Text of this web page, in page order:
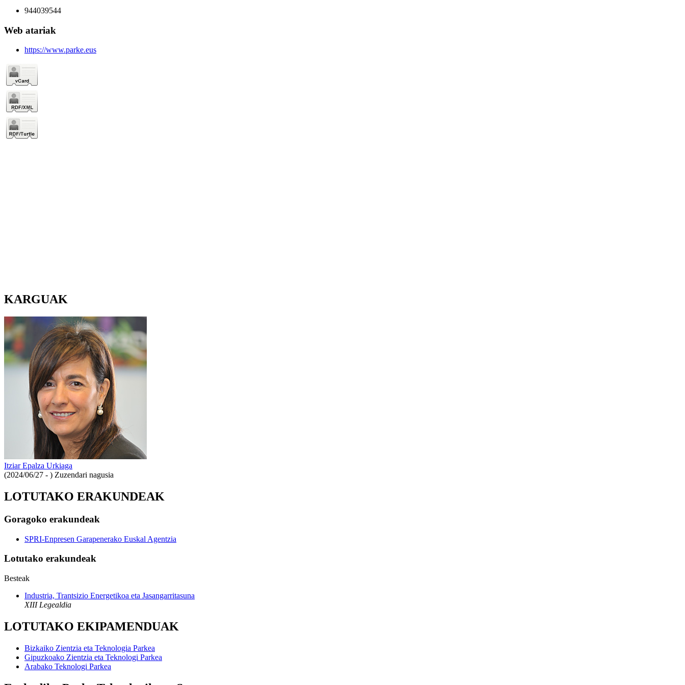
944039544
Web atariak
https://www.parke.eus
KARGUAK
Itziar Epalza Urkiaga
(2024/06/27 - ) Zuzendari nagusia
LOTUTAKO ERAKUNDEAK
Goragoko erakundeak
SPRI-Enpresen Garapenerako Euskal Agentzia
Lotutako erakundeak
Besteak
Industria, Trantsizio Energetikoa eta Jasangarritasuna
XIII Legealdia
LOTUTAKO EKIPAMENDUAK
Bizkaiko Zientzia eta Teknologia Parkea
Gipuzkoako Zientzia eta Teknologi Parkea
Arabako Teknologi Parkea